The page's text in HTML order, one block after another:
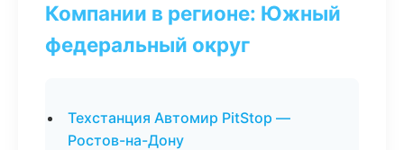
Компании в регионе: Южный
федеральный округ
Техстанция Автомир PitStop —
Ростов-на-Дону